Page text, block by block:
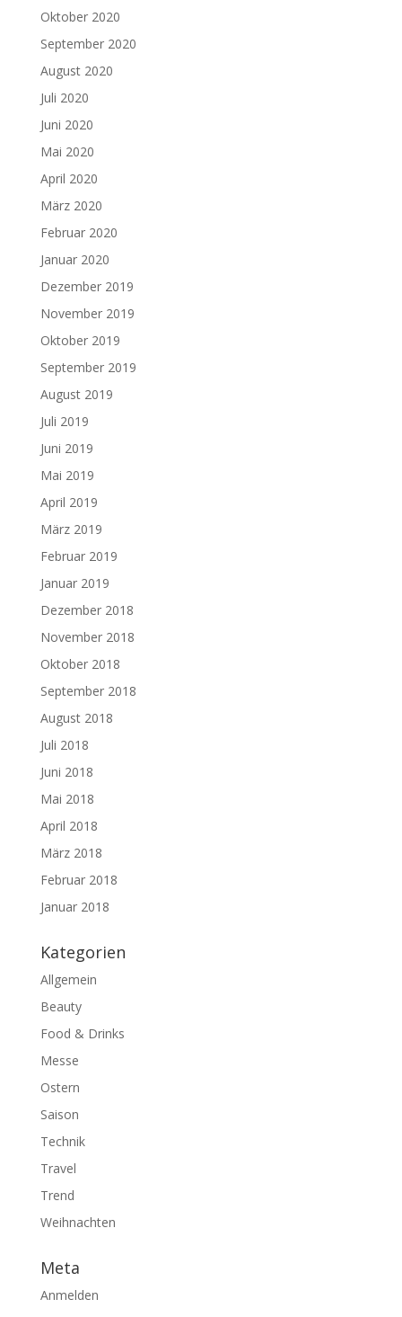
Oktober 2020
September 2020
August 2020
Juli 2020
Juni 2020
Mai 2020
April 2020
März 2020
Februar 2020
Januar 2020
Dezember 2019
November 2019
Oktober 2019
September 2019
August 2019
Juli 2019
Juni 2019
Mai 2019
April 2019
März 2019
Februar 2019
Januar 2019
Dezember 2018
November 2018
Oktober 2018
September 2018
August 2018
Juli 2018
Juni 2018
Mai 2018
April 2018
März 2018
Februar 2018
Januar 2018
Kategorien
Allgemein
Beauty
Food & Drinks
Messe
Ostern
Saison
Technik
Travel
Trend
Weihnachten
Meta
Anmelden